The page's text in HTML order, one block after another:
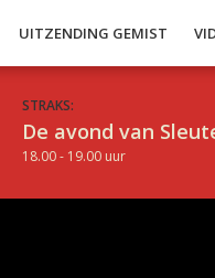
UITZENDING GEMIST
STRAKS:
De avond van
18.00 - 19.00 uur